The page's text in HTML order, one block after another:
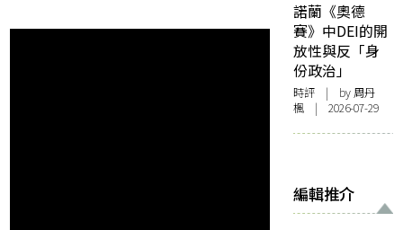
諾蘭《奧德
賽》中DEI的開
放性與反「身
份政治」
時評 | by周丹
楓 | 2026-07-29
編輯推介